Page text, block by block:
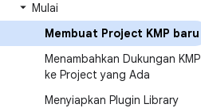
Mulai
Membuat Project KMP baru
Menambahkan Dukungan KMP
ke Project yang Ada
Menyiapkan Plugin Library